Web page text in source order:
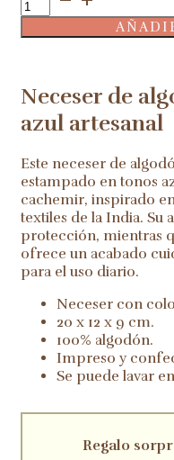
Pushkar
cantidad
Neceser de
azul artesanal
Este neceser de
estampado en tonos
cachemir, inspirado
textiles de la India. Su
protección, mientras
ofrece un acabado
para el uso diario.
Neceser con
20 x 12 x 9 cm.
100% algodón.
Impreso y
Se puede lavar
Regalo